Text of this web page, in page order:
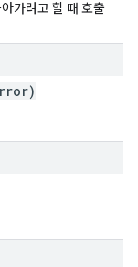
가려고 할 때 호출